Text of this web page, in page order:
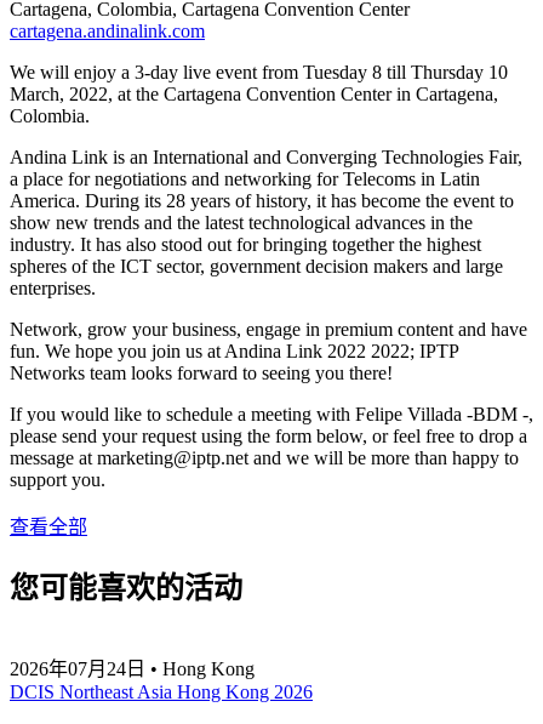
Cartagena, Colombia, Cartagena Convention Center
cartagena.andinalink.com
We will enjoy a 3-day live event from Tuesday 8 till Thursday 10
March, 2022, at the Cartagena Convention Center in Cartagena,
Colombia.
Andina Link is an International and Converging Technologies Fair,
a place for negotiations and networking for Telecoms in Latin
America. During its 28 years of history, it has become the event to
show new trends and the latest technological advances in the
industry. It has also stood out for bringing together the highest
spheres of the ICT sector, government decision makers and large
enterprises.
Network, grow your business, engage in premium content and have
fun. We hope you join us at Andina Link 2022 2022; IPTP
Networks team looks forward to seeing you there!
If you would like to schedule a meeting with Felipe Villada -BDM -,
please send your request using the form below, or feel free to drop a
message at marketing iptp.net and we will be more than happy to
support you.
查看全部
您可能喜欢的活动
2026年07月24日 • Hong Kong
DCIS Northeast Asia Hong Kong 2026